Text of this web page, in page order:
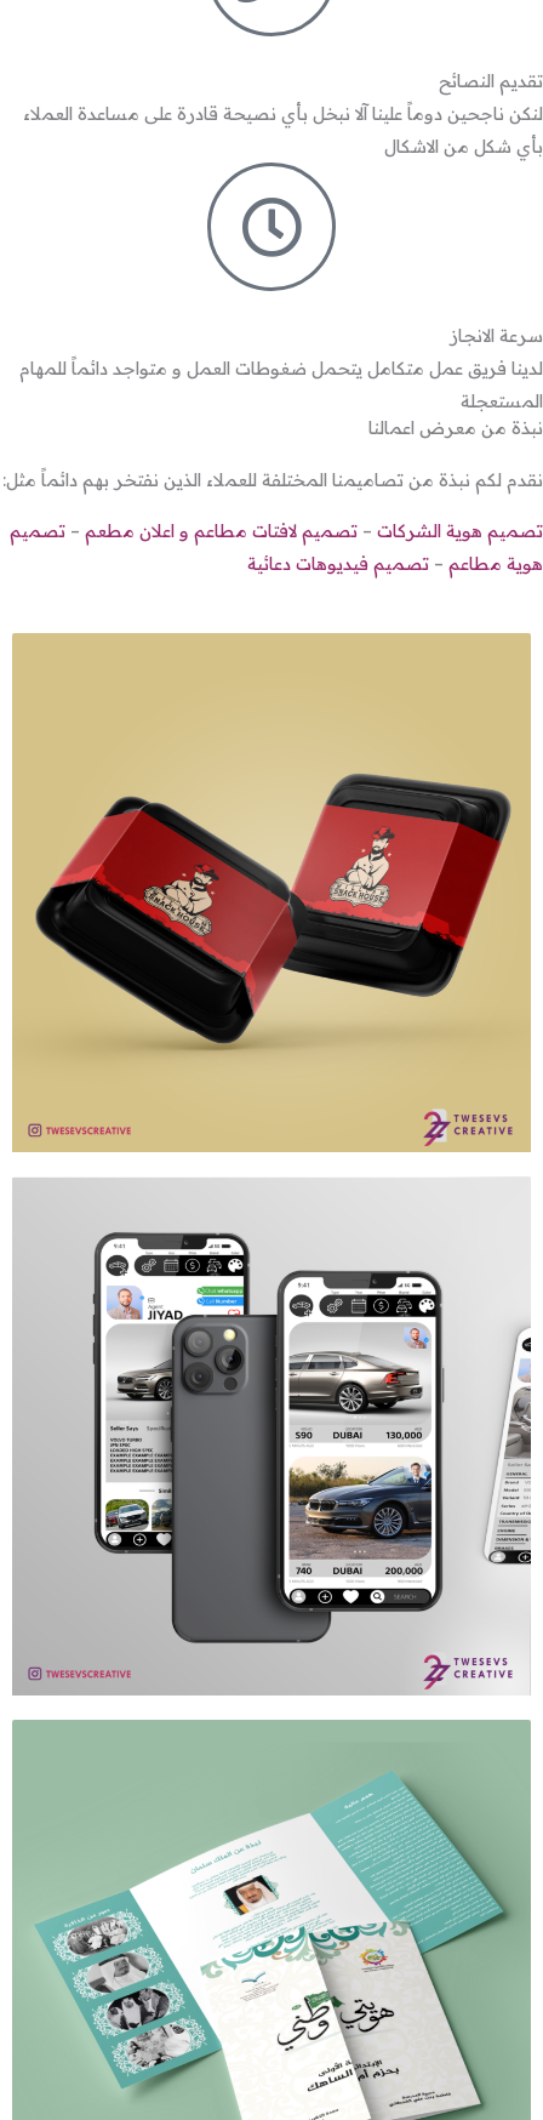
تقديم النصائح
لنكن ناجحين دوماً علينا آلا نبخل بأي نصيحة قادرة على مساعدة العملاء
بأي شكل من الاشكال
سرعة الانجاز
لدينا فريق عمل متكامل يتحمل ضغوطات العمل و متواجد دائماً للمهام
المستعجلة
نبذة من معرض اعمالنا
نقدم لكم نبذة من تصاميمنا المختلفة للعملاء الذين نفتخر بهم دائماً مثل:
تصميم هوية الشركات – تصميم لافتات مطاعم و اعلان مطعم – تصميم
هوية مطاعم – تصميم فيديوهات دعائية